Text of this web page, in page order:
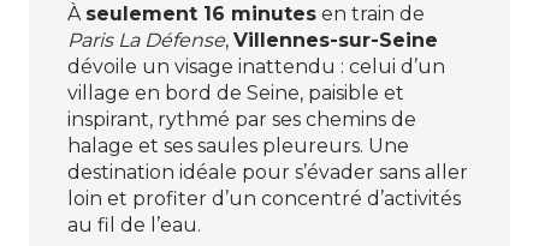
À seulement 16 minutes en train de
Paris La Défense, Villennes-sur-Seine
dévoile un visage inattendu : celui d’un
village en bord de Seine, paisible et
inspirant, rythmé par ses chemins de
halage et ses saules pleureurs. Une
destination idéale pour s’évader sans aller
loin et profiter d’un concentré d’activités
au fil de l’eau.